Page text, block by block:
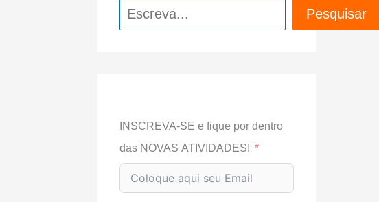
Pesquisar Pesquisar
INSCREVA-SE e fique por dentro
das NOVAS ATIVIDADES!